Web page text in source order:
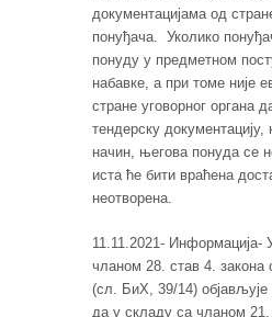
документацијама од
понуђача. Уколико
понуду у предметном
набавке, а при томе није
стране уговорног органа
тендерску
начин, његова понуда се
иста ће бити враћена
неотворена.
11.11.2021- Информација-
чланом 28. став 4. закона
(сл. БиХ, 39/14)
да у складу са чланом 21.